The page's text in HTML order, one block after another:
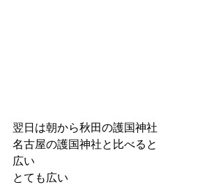
翌日は朝から秋田の護国神社
名古屋の護国神社と比べると
広い
とても広い